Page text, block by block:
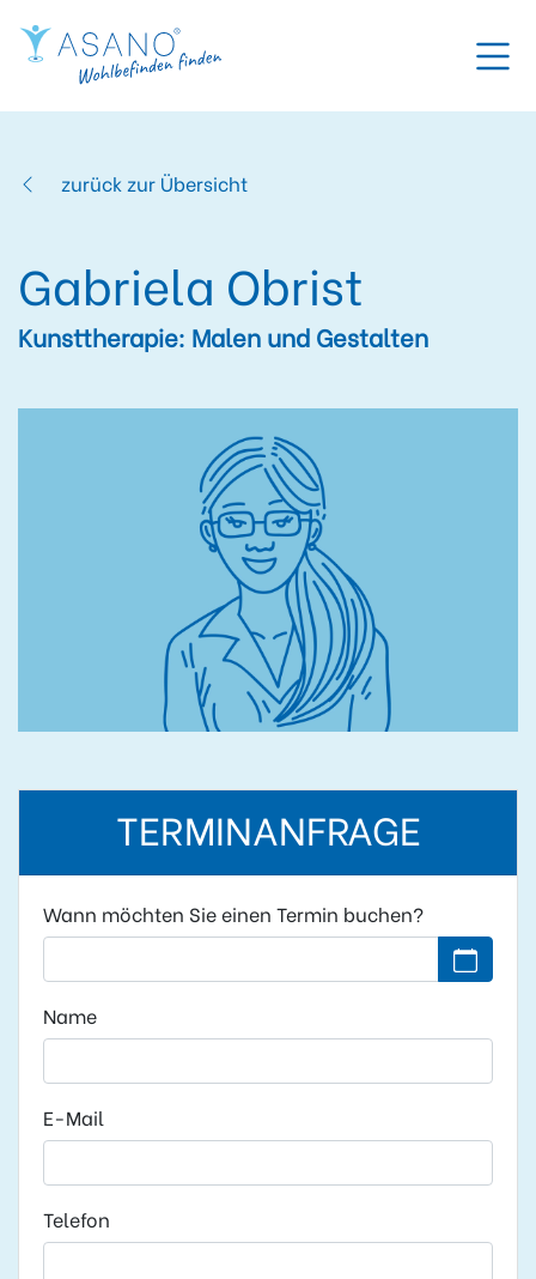
zurück zur Übersicht
Gabriela Obrist
Kunsttherapie: Malen und Gestalten
TERMINANFRAGE
Wann möchten Sie einen Termin buchen?
Kein
Name
E-Mail
Telefon